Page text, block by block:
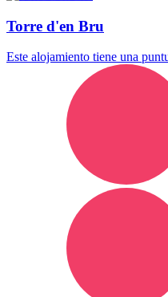
Torre d'en Bru
Este alojamiento tiene una